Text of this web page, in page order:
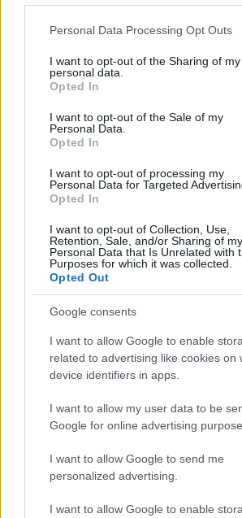
Please note that this website/app uses
not limited to your visit or usage
grant or deny consent to Google and its
use your data for below specified
consent section.
Personal Data Processing Opt Outs
I want to opt-out of the Sharing of my
personal data.
Opted In
I want to opt-out of the Sale of my
Personal Data.
Opted In
I want to opt-out of processing my
Personal Data for Targeted
Opted In
I want to opt-out of Collection, Use,
Retention, Sale, and/or Sharing of my
Personal Data that Is Unrelated with
Purposes for which it was collected.
Opted Out
Google consents
I want to allow Google to enable
related to advertising like cookies on
device identifiers in apps.
I want to allow my user data to be
Google for online advertising
I want to allow Google to send me
personalized advertising.
I want to allow Google to enable
RECETAS
Plan de comidas semanal con
económicas
Diego Romero · 5 Ago 2026
MÁS LEÍDOS
Pasta a la Montecarlo: la receta
Cómo hacer pasta de dos
Cómo preparar pasta penne